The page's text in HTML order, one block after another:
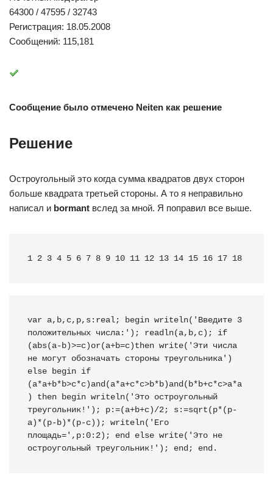
64300 / 47595 / 32743
Регистрация: 18.05.2008
Сообщений: 115,181
Сообщение было отмечено Neiten как решение
Решение
Остроугольный это когда сумма квадратов двух сторон
больше квадрата третьей стороны. А то я неправильно
написал и bormant вслед за мной. Я поправил все выше.
1 2 3 4 5 6 7 8 9 10 11 12 13 14 15 16 17 18
var a, b, c, p, s : real; begin writeln( 'Введите 3
положительных числа:' ) ; readln( a, b, c ) ;
if
( abs( a-b )>=c ) or( a+b=c ) then write( 'Эти числа
не могут обозначать стороны треугольника' )
else begin if
( a*a+b*b>c*c ) and( a*a+c*c>b*b ) and( b*b+c*c>a*a
)
then begin writeln( 'Это остроугольный
треугольник!' ) ; p : =( a+b+c ) /2; s : =sqrt ( p* ( p-
a ) * ( p-b ) * ( p-c ) ) ; writeln( 'Его
площадь=' , p : 0 : 2 ) ; end else write( 'Это не
остроугольный треугольник!' ) ; end; end .